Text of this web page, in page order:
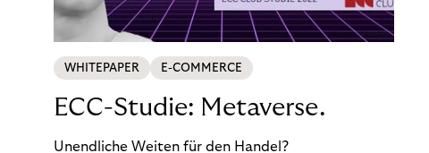
WHITEPAPER E-COMMERCE
ECC-Studie: Metaverse.
Unendliche Weiten für den Handel?